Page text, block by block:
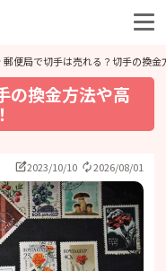
郵便局で切手は売れる？切手の換
の換金方法や高
2023/10/10 2026/08/01